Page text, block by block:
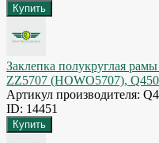
Заклепка полукруглая
ZZ5707 (HOWO5707),
Артикул производителя:
ID: 14451